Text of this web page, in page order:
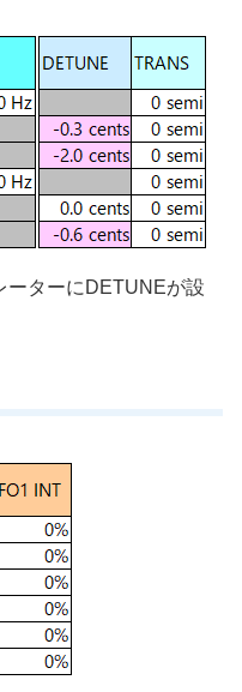
ーターにDETUNEが設